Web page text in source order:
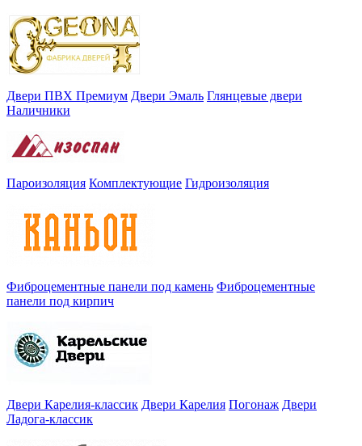
Двери ПВХ Премиум Двери Эмаль Глянцевые двери
Наличники
Пароизоляция Комплектующие Гидроизоляция
Фиброцементные панели под камень Фиброцементные
панели под кирпич
Двери Карелия-классик Двери Карелия Погонаж Двери
Ладога-классик